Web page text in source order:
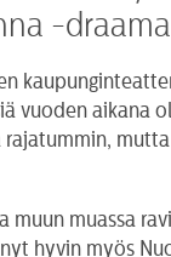
-
vuoden aikana
muun muassa
hyvin myös